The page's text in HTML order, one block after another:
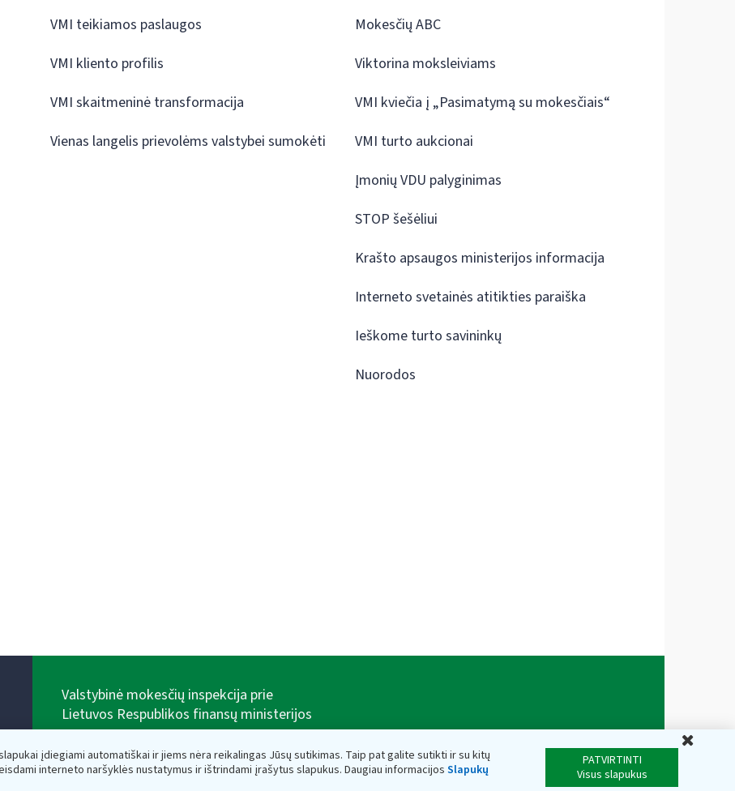
įdiegiami automatiškai ir jiems nėra reikalingas Jūsų sutikimas. Taip pat galite sutikti ir su kitų
interneto naršyklės nustatymus ir ištrindami įrašytus slapukus. Daugiau informacijos Slapukų
PATVIRTINTI
Visus slapukus
VMI teikiamos paslaugos
VMI kliento profilis
VMI skaitmeninė transformacija
Vienas langelis prievolėms valstybei sumokėti
Mokesčių ABC
Viktorina moksleiviams
VMI kviečia į „Pasimatymą su mokesčiais“
VMI turto aukcionai
Įmonių VDU palyginimas
STOP šešėliui
Krašto apsaugos ministerijos informacija
Interneto svetainės atitikties paraiška
Ieškome turto savininkų
Nuorodos
Valstybinė mokesčių inspekcija prie
Lietuvos Respublikos finansų ministerijos
adresas: Vasario 16-osios g. 14, 01107 Vilnius, Lietuva,
el.paštas:vmi@vmi.lt, E. pristatymo dėžutės adresas